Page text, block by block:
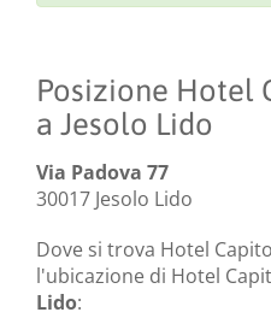
Posizione Hotel
a Jesolo Lido
Via Padova 77
30017 Jesolo Lido
Dove si trova Hotel
l'ubicazione di Hotel
Lido: